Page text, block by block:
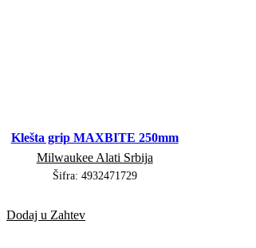
Klešta grip MAXBITE 250mm
Milwaukee Alati Srbija
Šifra: 4932471729
Dodaj u Zahtev